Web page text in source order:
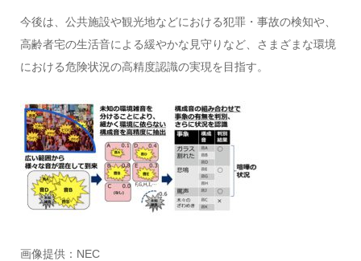
今後は、公共施設や観光地などにおける犯罪・事故の検知や、
高齢者宅の生活音による緩やかな見守りなど、さまざまな環境
における危険状況の高精度認識の実現を目指す。
画像提供：NEC